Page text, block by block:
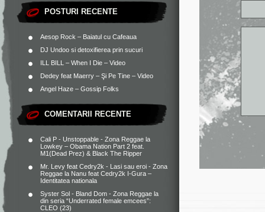
POSTURI RECENTE
Aesop Rock – Baiatul cu Cafeaua
DJ Undoo si detoxifierea prin sucuri
ILL BILL – When I Die – Video
Dedey feat Maerry – Şi Pe Tine – Video
Angel Haze – Gossip Folks
COMENTARII RECENTE
Cali P - Unstoppable - Zona Reggae la
Lowkey – Obama Nation Part 2 feat.
M1(Dead Prez) & Black The Ripper
Mr. Levy feat Cedry2k - Lasi sau eroi - Zona
Reggae la Nanu feat Cedry2k I-Gura –
Identitatea nationala
Syster Sol - Bland Dom - Zona Reggae la
din seria “Underrated female emcees”:
CLEO (23)